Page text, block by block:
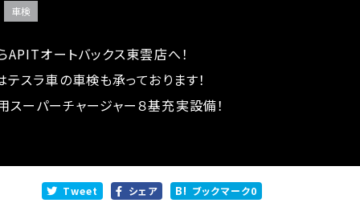
車検
APITオートバックス東雲店へ！
スラ車の車検も承っております！
スーパーチャージャー８基充実設備！
Tweet シェア ブックマーク0